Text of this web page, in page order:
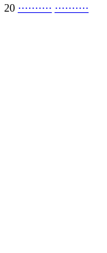
20 ·········· ··········